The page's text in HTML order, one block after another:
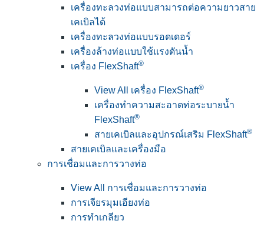
เครื่องทะลวงท่อแบบสามารถต่อความยาวสาย
เคเบิลได้
เครื่องทะลวงท่อแบบรอดเดอร์
เครื่องล้างท่อแบบใช้แรงดันน้ำ
เครื่อง FlexShaft®
View All เครื่อง FlexShaft®
เครื่องทำความสะอาดท่อระบายน้ำ
FlexShaft®
สายเคเบิลและอุปกรณ์เสริม FlexShaft®
สายเคเบิลและเครื่องมือ
การเชื่อมและการวางท่อ
View All การเชื่อมและการวางท่อ
การเจียรมุมเอียงท่อ
การทำเกลียว